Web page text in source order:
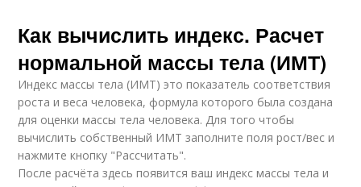
Как вычислить индекс. Расчет
нормальной массы тела (ИМТ)
Индекс массы тела (ИМТ) это показатель соответствия
роста и веса человека, формула которого была создана
для оценки массы тела человека. Для того чтобы
вычислить собственный ИМТ заполните поля рост/вес и
нажмите кнопку "Рассчитать".
После расчёта здесь появится ваш индекс массы тела и